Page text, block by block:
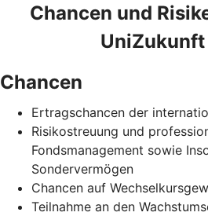
Chancen und
Chancen
Ertragschancen der
Risikostreuung und
Fondsmanagement sowie
Sondervermögen
Chancen auf
Teilnahme an den